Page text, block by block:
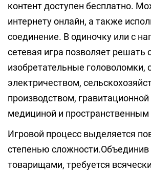
контент доступен бесплатно.
интернету онлайн, а также
соединение. В одиночку или с
сетевая игра позволяет решать
изобретательные головоломки,
электричеством,
производством, гравитационной
медициной и
Игровой процесс выделяется
степенью сложности.Объединив
товарищами, требуется всячески